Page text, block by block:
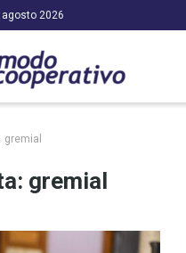
agosto 2026
gremial
gremial